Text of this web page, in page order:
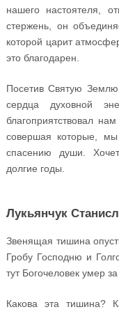
нашего настоятеля,
стержень, он
которой царит
это благодарен.
Посетив Святую
сердца духовной
благоприятствовал
совершая которые,
спасению души.
долгие годы.
Лукьянчук
Звенящая тишина
Гробу Господню и
тут Богочеловек умер
Какова эта тишина?